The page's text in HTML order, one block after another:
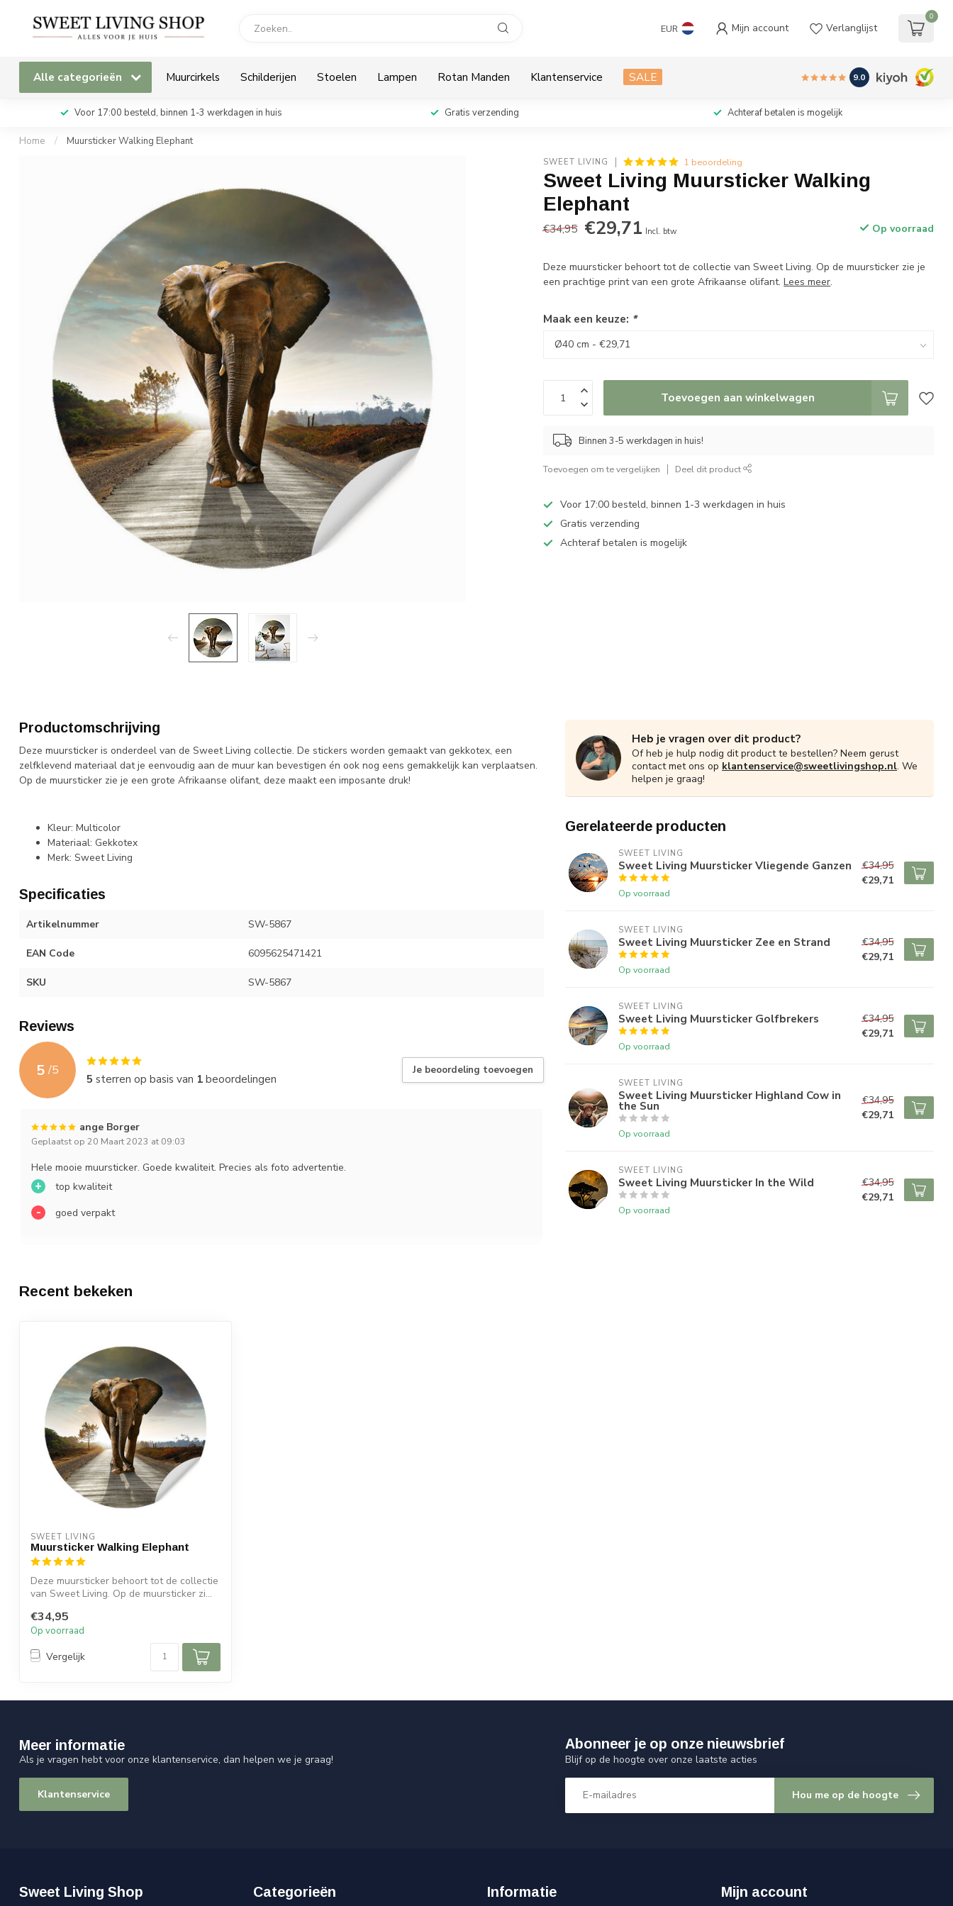
EUR Mijn account Verlanglijst
0
Alle categorieën Muurcirkels Schilderijen Stoelen Lampen Rotan Manden Klantenservice SALE 9.0
Voor 17:00 besteld, binnen 1-3 werkdagen in huis Gratis verzending Achteraf betalen is mogelijk
Home / Muursticker Walking Elephant
SWEET LIVING 1 beoordeling
Sweet Living Muursticker Walking
Elephant
€34,95 €29,71 Incl. btw Op voorraad
Deze muursticker behoort tot de collectie van Sweet Living. Op de muursticker zie je
een prachtige print van een grote Afrikaanse olifant.Lees meer.
Maak een keuze: *
Toevoegen aan winkelwagen
Binnen 3-5 werkdagen in huis!
Toevoegen om te vergelijken Deel dit product
Voor 17:00 besteld, binnen 1-3 werkdagen in huis
Gratis verzending
Achteraf betalen is mogelijk
Productomschrijving
Deze muursticker is onderdeel van de Sweet Living collectie. De stickers worden gemaakt van gekkotex, een
zelfklevend materiaal dat je eenvoudig aan de muur kan bevestigen én ook nog eens gemakkelijk kan verplaatsen.
Op de muursticker zie je een grote Afrikaanse olifant, deze maakt een imposante druk!
Kleur: Multicolor
Materiaal: Gekkotex
Merk: Sweet Living
Specificaties
Artikelnummer SW-5867
EAN Code 6095625471421
SKU SW-5867
Reviews
5 /5
5 sterren op basis van 1beoordelingen
Je beoordeling toevoegen
ange Borger
Geplaatst op 20 Maart 2023 at 09:03
Hele mooie muursticker. Goede kwaliteit. Precies als foto advertentie.
+ top kwaliteit
- goed verpakt
Heb je vragen over dit product?
Of heb je hulp nodig dit product te bestellen? Neem gerust
contact met ons op klantenservice@sweetlivingshop.nl. We
helpen je graag!
Gerelateerde producten
SWEET LIVING
Sweet Living Muursticker Vliegende Ganzen
Op voorraad
€34,95
€29,71
SWEET LIVING
Sweet Living Muursticker Zee en Strand
Op voorraad
€34,95
€29,71
SWEET LIVING
Sweet Living Muursticker Golfbrekers
Op voorraad
€34,95
€29,71
SWEET LIVING
Sweet Living Muursticker Highland Cow in
the Sun
Op voorraad
€34,95
€29,71
SWEET LIVING
Sweet Living Muursticker In the Wild
Op voorraad
€34,95
€29,71
Recent bekeken
SWEET LIVING
Muursticker Walking Elephant
Deze muursticker behoort tot de collectie
van Sweet Living. Op de muursticker zi...
€34,95
Op voorraad
Vergelijk
Meer informatie
Als je vragen hebt voor onze klantenservice, dan helpen we je graag!
Klantenservice
Abonneer je op onze nieuwsbrief
Blijf op de hoogte over onze laatste acties
Hou me op de hoogte
Sweet Living Shop Categorieën Informatie Mijn account